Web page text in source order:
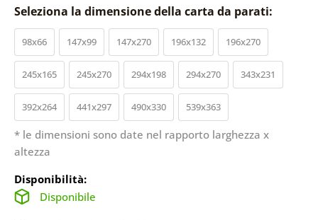
Seleziona la dimensione della carta da parati:
98x66 147x99 147x270 196x132 196x270
245x165 245x270 294x198 294x270 343x231
392x264 441x297 490x330 539x363
* le dimensioni sono date nel rapporto larghezza x
altezza
Disponibilità:
Disponibile